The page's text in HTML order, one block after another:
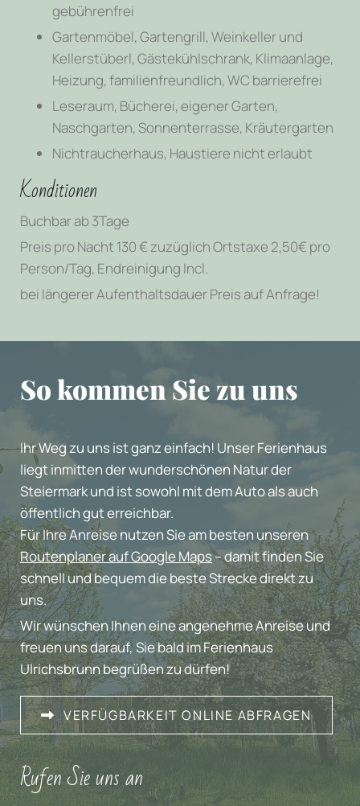
gebührenfrei
Gartenmöbel, Gartengrill, Weinkeller und
Kellerstüberl, Gästekühlschrank, Klimaanlage,
Heizung, familienfreundlich, WC barrierefrei
Leseraum, Bücherei, eigener Garten,
Naschgarten, Sonnenterrasse, Kräutergarten
Nichtraucherhaus, Haustiere nicht erlaubt
Konditionen
Buchbar ab 3Tage
Preis pro Nacht 130 € zuzüglich Ortstaxe 2,50€ pro
Person/Tag, Endreinigung Incl.
bei längerer Aufenthaltsdauer Preis auf Anfrage!
So kommen Sie zu uns
Ihr Weg zu uns ist ganz einfach! Unser Ferienhaus
liegt inmitten der wunderschönen Natur der
Steiermark und ist sowohl mit dem Auto als auch
öffentlich gut erreichbar.
Für Ihre Anreise nutzen Sie am besten unseren
Routenplaner auf Google Maps– damit finden Sie
schnell und bequem die beste Strecke direkt zu
uns.
Wir wünschen Ihnen eine angenehme Anreise und
freuen uns darauf, Sie bald im Ferienhaus
Ulrichsbrunn begrüßen zu dürfen!
VERFÜGBARKEIT ONLINE ABFRAGEN
Rufen Sie uns an